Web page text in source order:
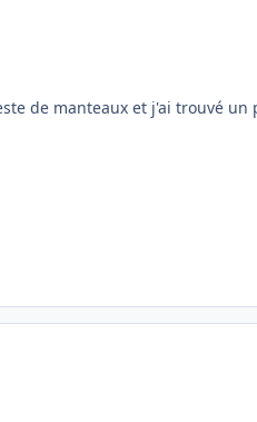
de manteaux et j'ai trouvé